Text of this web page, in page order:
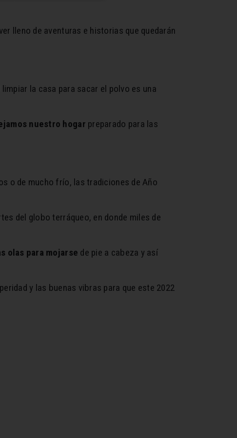
lleno de aventuras e historias que quedarán
la casa para sacar el polvo es una
nuestro hogar preparado para las
o de mucho frío, las tradiciones de Año
del globo terráqueo, en donde miles de
olas para mojarse de pie a cabeza y así
y las buenas vibras para que este 2022